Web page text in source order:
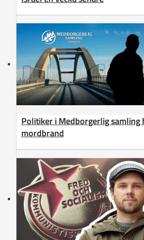
Politiker i Medborgerlig samling
mordbrand